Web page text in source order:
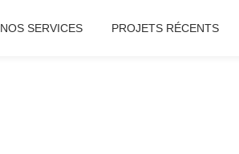
NOS SERVICES PROJETS RÉCENTS